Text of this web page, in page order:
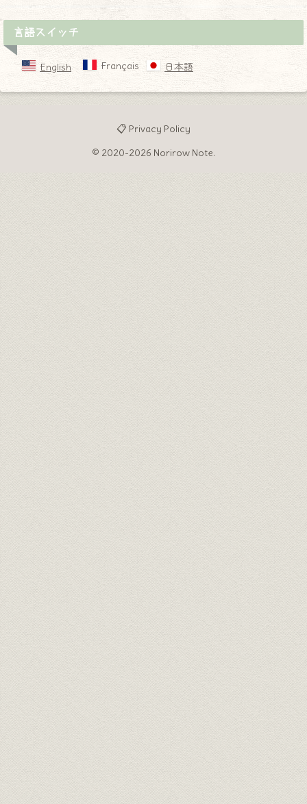
言語スイッチ
English Français 日本語
📋 Privacy Policy
© 2020-2026 Norirow Note.